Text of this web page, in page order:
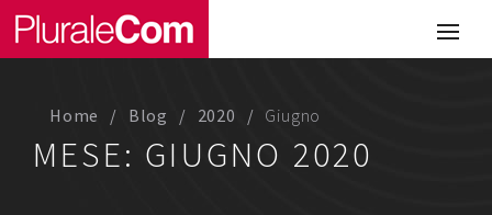
Portfolio
Home Blog 2020 Giugno
MESE: GIUGNO 2020